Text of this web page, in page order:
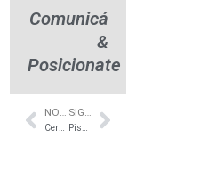
Comunicá
&
Posicionate
Prev
NOTA ANTERIOR SIGUIENTE NOTA Next